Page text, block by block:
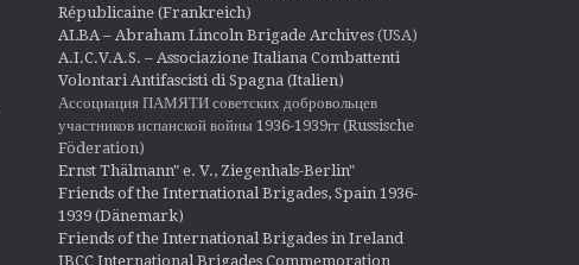
Républicaine (Frankreich)
ALBA – Abraham Lincoln Brigade Archives(USA)
A.I.C.V.A.S. – Associazione Italiana Combattenti
Volontari Antifascisti di Spagna (Italien)
Ассоциация ПАМЯТИ советских добровольцев
участников испанской войны 1936-1939гг (Russische
Föderation)
Ernst Thälmann" e. V., Ziegenhals-Berlin"
Friends of the International Brigades, Spain 1936-
1939 (Dänemark)
Friends of the International Brigades in Ireland
IBCC International Brigades Commemoration